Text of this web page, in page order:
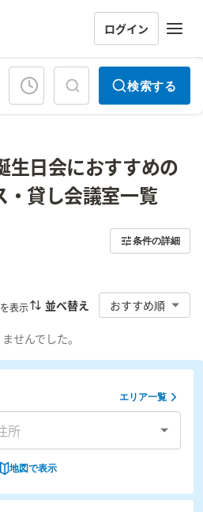
ログイン
検索する
生日会におすすめの
・貸し会議室一覧
条件の詳細
表示 並べ替え おすすめ順
せんでした。
エリア一覧
地図で表示